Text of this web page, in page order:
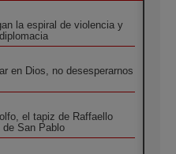
la espiral de violencia y
en Dios, no desesperarnos
el tapiz de Raffaello
San Pablo